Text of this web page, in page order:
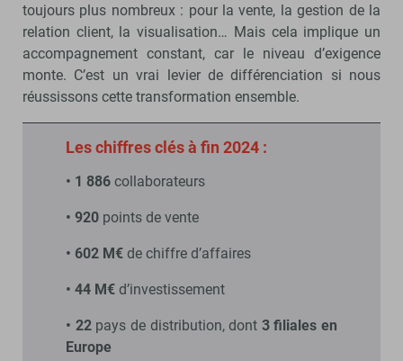
toujours plus nombreux : pour la vente, la gestion de la
relation client, la visualisation… Mais cela implique un
accompagnement constant, car le niveau d’exigence
monte. C’est un vrai levier de différenciation si nous
réussissons cette transformation ensemble.
Les chiffres clés à fin 2024 :
• 1 886 collaborateurs
• 920 points de vente
• 602 M€ de chiffre d’affaires
• 44 M€ d’investissement
• 22pays de distribution, dont 3 filiales en
Europe